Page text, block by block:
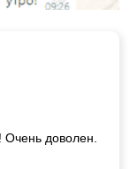
доволен.